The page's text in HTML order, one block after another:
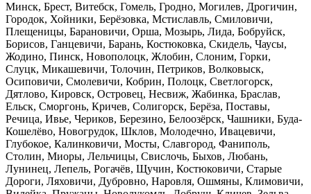
Минск, Брест, Витебск, Гомель, Гродно, Могилев, Дрогичин,
Городок, Хойники, Берёзовка, Мстиславль, Смиловичи,
Плещеницы, Барановичи, Орша, Мозырь, Лида, Бобруйск,
Борисов, Ганцевичи, Барань, Костюковка, Скидель, Чаусы,
Жодино, Пинск, Новополоцк, Жлобин, Слоним, Горки,
Слуцк, Микашевичи, Толочин, Петриков, Волковыск,
Осиповичи, Смолевичи, Кобрин, Полоцк, Светлогорск,
Дятлово, Кировск, Островец, Несвиж, Жабинка, Браслав,
Ельск, Сморгонь, Кричев, Солигорск, Берёза, Поставы,
Речица, Ивье, Чериков, Березино, Белоозёрск, Чашники, Буда-
Кошелёво, Новогрудок, Шклов, Молодечно, Ивацевичи,
Глубокое, Калинковичи, Мосты, Славгород, Фаниполь,
Столин, Миоры, Лельчицы, Свислочь, Быхов, Любань,
Лунинец, Лепель, Рогачёв, Щучин, Костюковичи, Старые
Дороги, Ляховичи, Дубровно, Наровля, Ошмяны, Климовичи,